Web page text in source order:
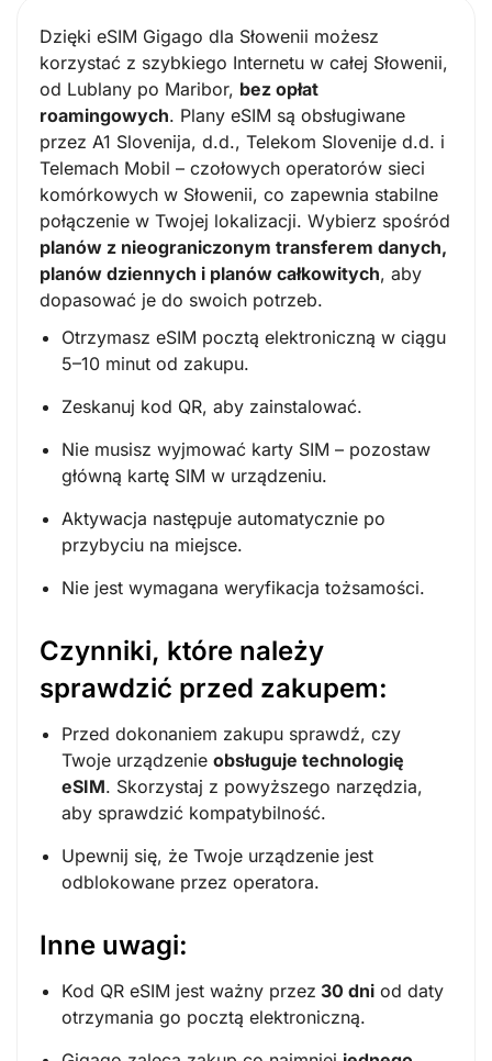
Dzięki eSIM Gigago dla Słowenii możesz
korzystać z szybkiego Internetu w całej Słowenii,
od Lublany po Maribor, bez opłat
roamingowych. Plany eSIM są obsługiwane
przez A1 Slovenija, d.d., Telekom Slovenije d.d. i
Telemach Mobil – czołowych operatorów sieci
komórkowych w Słowenii, co zapewnia stabilne
połączenie w Twojej lokalizacji. Wybierz spośród
planów z nieograniczonym transferem danych,
planów dziennych i planów całkowitych, aby
dopasować je do swoich potrzeb.
Otrzymasz eSIM pocztą elektroniczną w ciągu
5–10 minut od zakupu.
Zeskanuj kod QR, aby zainstalować.
Nie musisz wyjmować karty SIM – pozostaw
główną kartę SIM w urządzeniu.
Aktywacja następuje automatycznie po
przybyciu na miejsce.
Nie jest wymagana weryfikacja tożsamości.
Czynniki, które należy
sprawdzić przed zakupem:
Przed dokonaniem zakupu sprawdź, czy
Twoje urządzenie obsługuje technologię
eSIM. Skorzystaj z powyższego narzędzia,
aby sprawdzić kompatybilność.
Upewnij się, że Twoje urządzenie jest
odblokowane przez operatora.
Inne uwagi:
Kod QR eSIM jest ważny przez 30 dni od daty
otrzymania go pocztą elektroniczną.